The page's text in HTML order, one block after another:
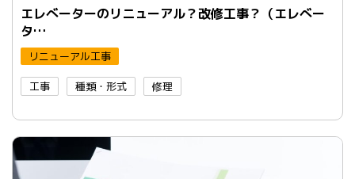
エレべーターのリニューアル？改修工事？（エレべー
タ…
リニューアル工事
工事 種類・形式 修理